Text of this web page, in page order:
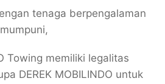
tenaga berpengalaman
Towing memiliki legalitas
DEREK MOBILINDO untuk